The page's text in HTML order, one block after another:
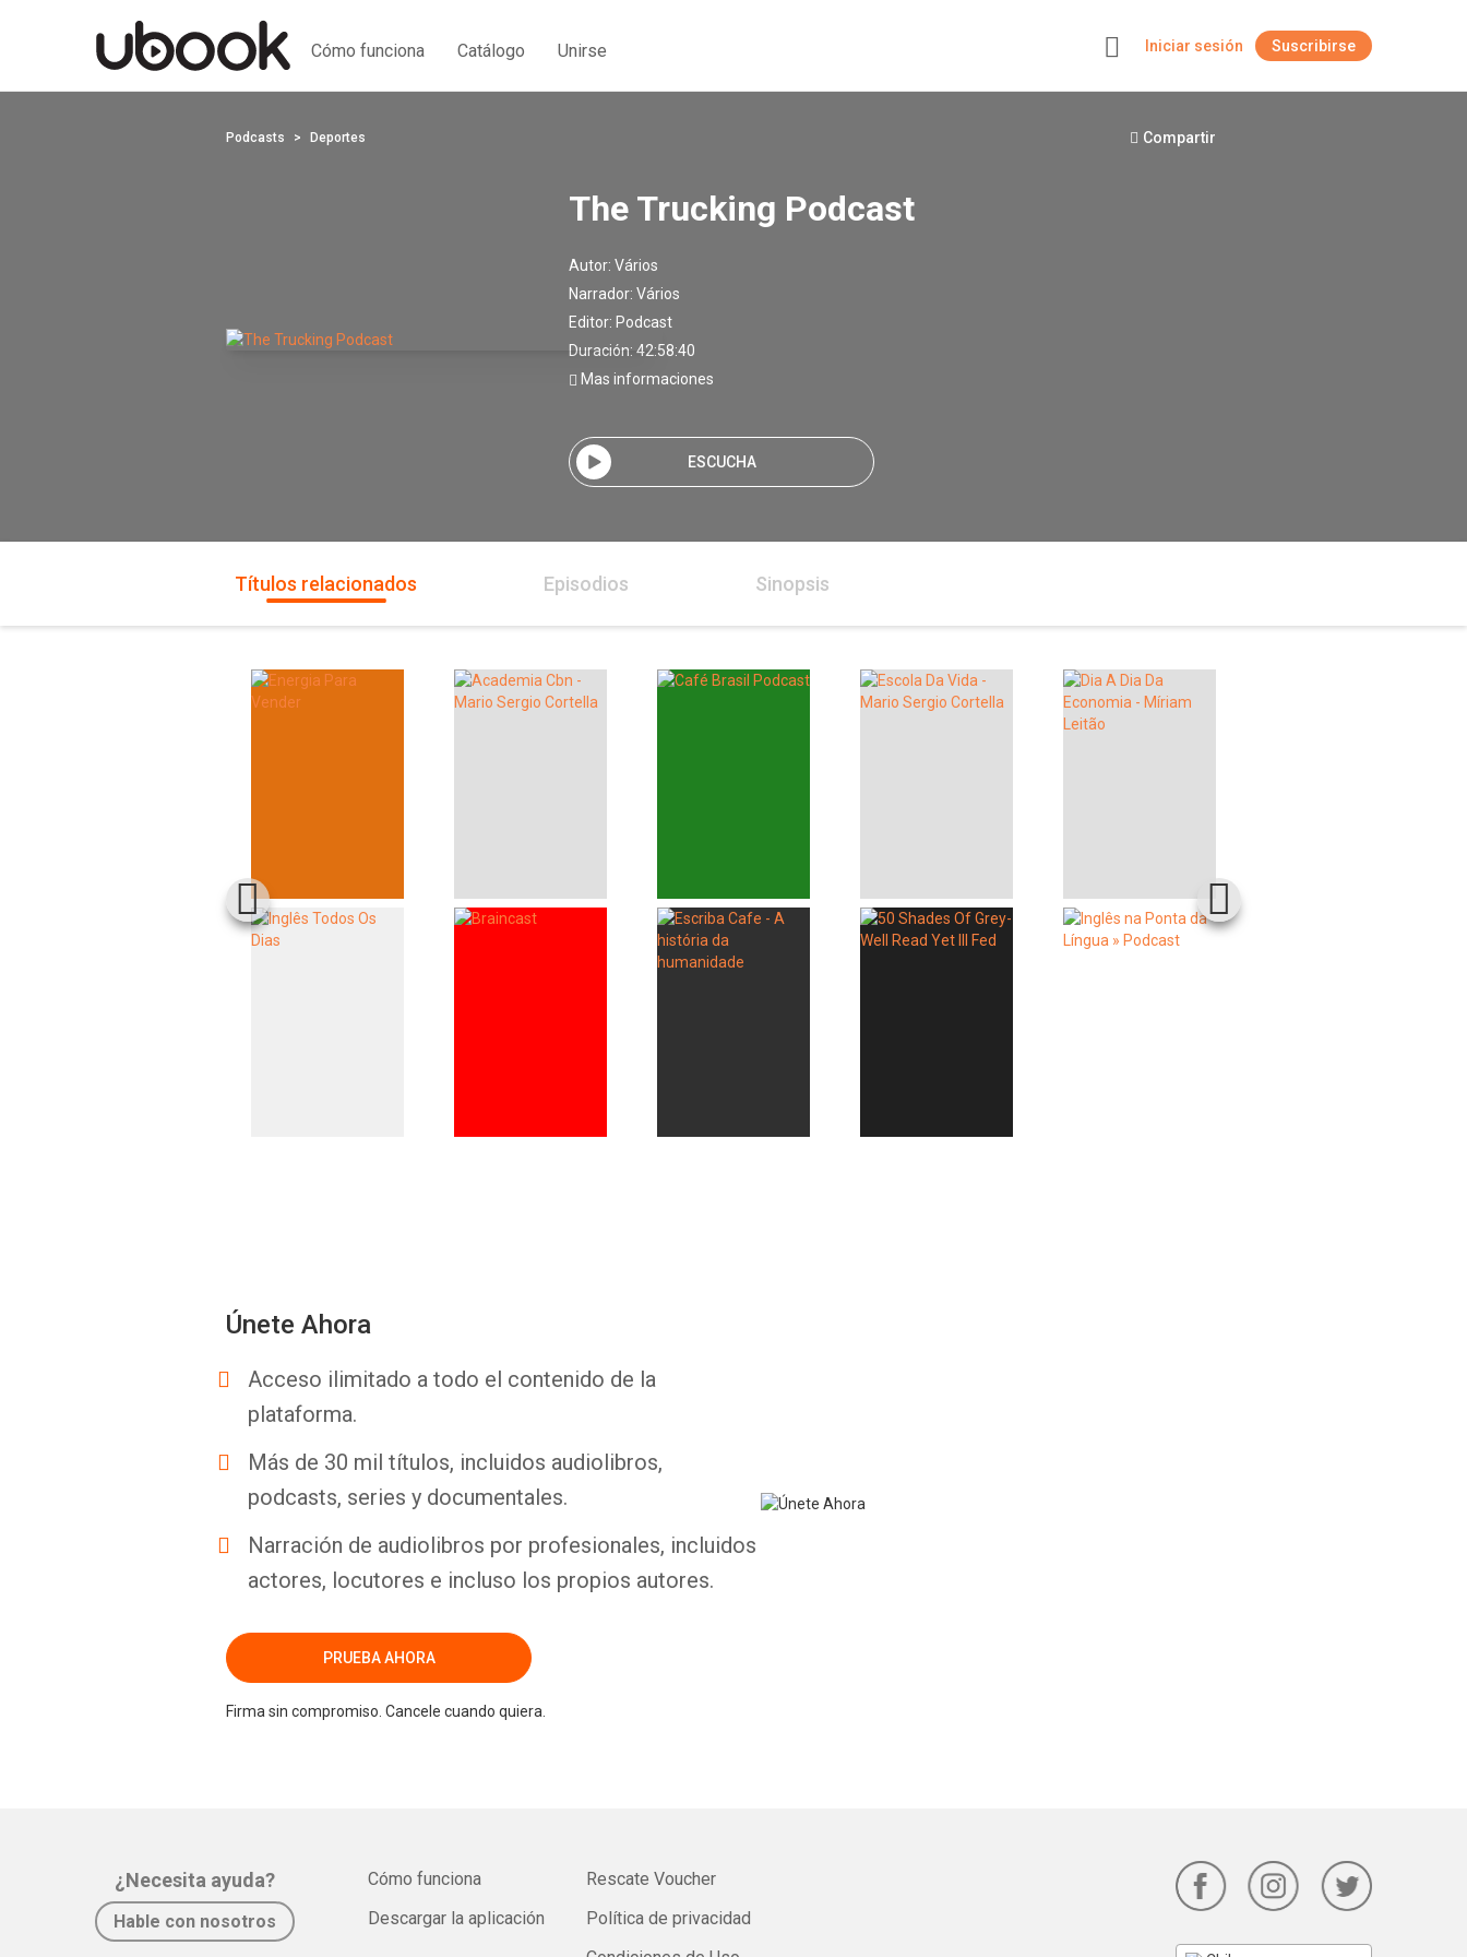
Cómo funciona Catálogo Unirse Iniciar sesión Suscribirse
Podcasts Deportes Compartir
The Trucking Podcast
Autor: Vários
Narrador: Vários
Editor: Podcast
Duración: 42:58:40
Mas informaciones
ESCUCHA
Títulos relacionados Episodios Sinopsis
Únete Ahora
Acceso ilimitado a todo el contenido de la
plataforma.
Más de 30 mil títulos, incluidos audiolibros,
podcasts, series y documentales.
Narración de audiolibros por profesionales, incluidos
actores, locutores e incluso los propios autores.
PRUEBA AHORA
Firma sin compromiso. Cancele cuando quiera.
¿Necesita ayuda?
Hable con nosotros
Cómo funciona
Descargar la aplicación
Rescate Voucher
Política de privacidad